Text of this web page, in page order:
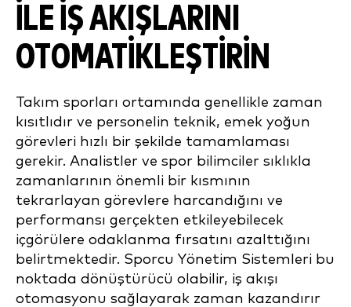
ILE İŞ AKIŞLARINI
OTOMATIKLEŞTIRIN
Takım sporları ortamında genellikle zaman
kısıtlıdır ve personelin teknik, emek yoğun
görevleri hızlı bir şekilde tamamlaması
gerekir. Analistler ve spor bilimciler sıklıkla
zamanlarının önemli bir kısmının
tekrarlayan görevlere harcandığını ve
performansı gerçekten etkileyebilecek
içgörülere odaklanma fırsatını azalttığını
belirtmektedir. Sporcu Yönetim Sistemleri bu
noktada dönüştürücü olabilir, iş akışı
otomasyonu sağlayarak zaman kazandırır